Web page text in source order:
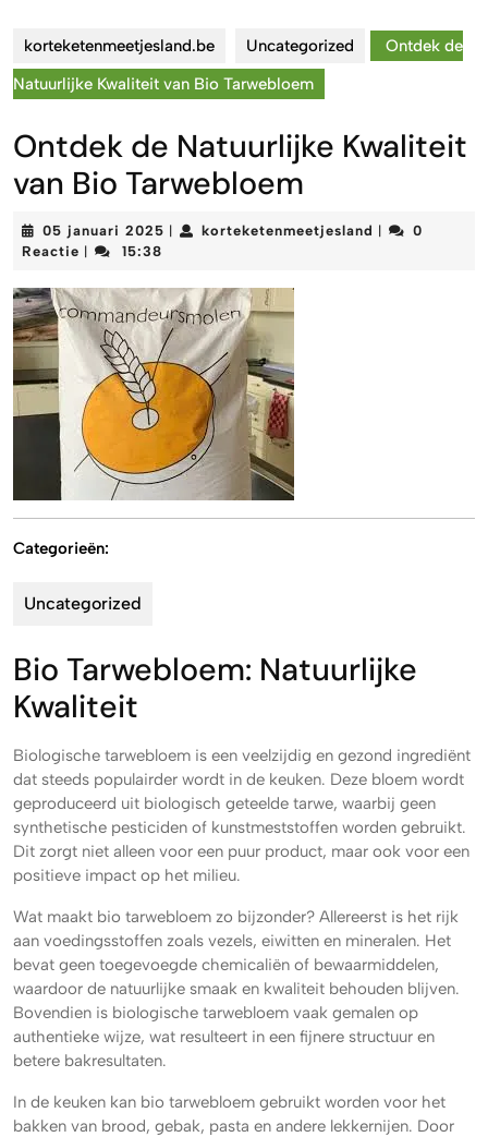
korteketenmeetjesland.be Uncategorized
Ontdek de
Natuurlijke Kwaliteit van Bio Tarwebloem
Ontdek de Natuurlijke Kwaliteit
van Bio Tarwebloem
05 januari 2025 05
korteketenmeetjesland
0
Reactie
15:38
Categorieën:
Uncategorized
Bio Tarwebloem: Natuurlijke
Kwaliteit
Biologische tarwebloem is een veelzijdig en gezond ingrediënt
dat steeds populairder wordt in de keuken. Deze bloem wordt
geproduceerd uit biologisch geteelde tarwe, waarbij geen
synthetische pesticiden of kunstmeststoffen worden gebruikt.
Dit zorgt niet alleen voor een puur product, maar ook voor een
positieve impact op het milieu.
Wat maakt bio tarwebloem zo bijzonder? Allereerst is het rijk
aan voedingsstoffen zoals vezels, eiwitten en mineralen. Het
bevat geen toegevoegde chemicaliën of bewaarmiddelen,
waardoor de natuurlijke smaak en kwaliteit behouden blijven.
Bovendien is biologische tarwebloem vaak gemalen op
authentieke wijze, wat resulteert in een fijnere structuur en
betere bakresultaten.
In de keuken kan bio tarwebloem gebruikt worden voor het
bakken van brood, gebak, pasta en andere lekkernijen. Door